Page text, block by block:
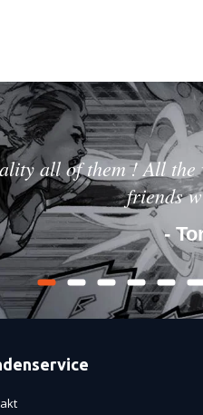
all of them ! All
friends
-